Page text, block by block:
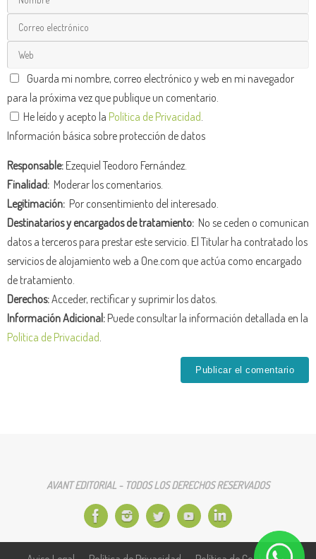
Guarda mi nombre, correo electrónico y web en mi navegador
para la próxima vez que publique un comentario.
He leído y acepto la Política de Privacidad
Información básica sobre protección de datos
Responsable:Ezequiel Teodoro Fernández.
Finalidad: Moderar los comentarios.
Legitimación: Por consentimiento del interesado.
Destinatarios y encargados de tratamiento: No se ceden o comunican
datos a terceros para prestar este servicio. El Titular ha contratado los
servicios de alojamiento web a One.com que actúa como encargado
de tratamiento.
Derechos:Acceder, rectificar y suprimir los datos.
Información Adicional:Puede consultar la información detallada en la
Política de Privacidad
AVANT EDITORIAL - TODOS LOS DERECHOS RESERVADOS